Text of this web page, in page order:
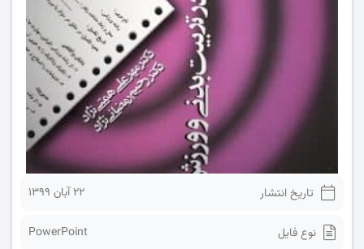
تاریخ انتشار ۲۲ آبان ۱۳۹۹
نوع فایل PowerPoint